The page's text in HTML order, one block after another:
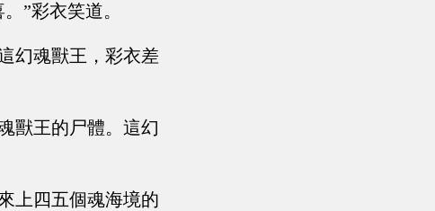
”彩衣笑道。
幻魂獸王，彩衣差
獸王的尸體。這幻
上四五個魂海境的